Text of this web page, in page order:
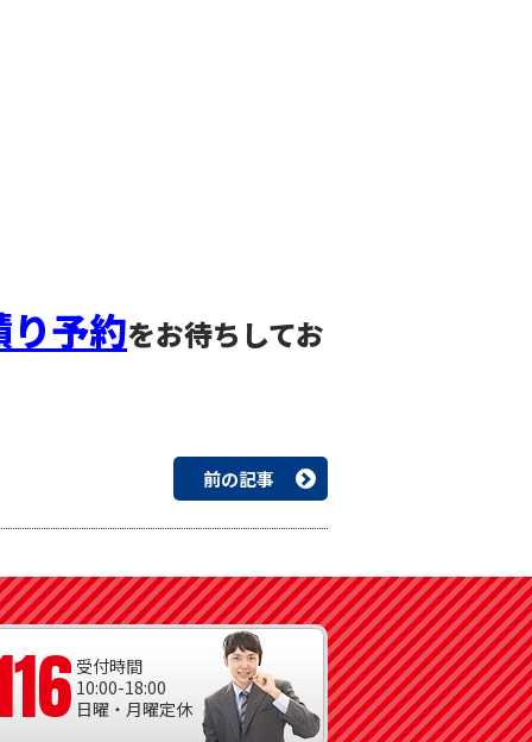
り予約をお待ちしてお
前の記事
受付時間
10:00-18:00
日曜・月曜定休